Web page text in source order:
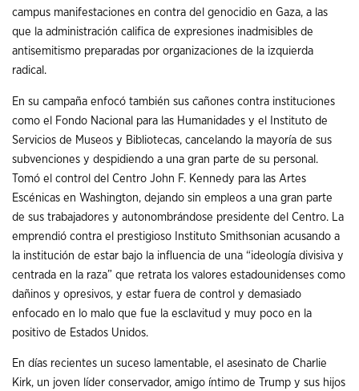
campus manifestaciones en contra del genocidio en Gaza, a las
que la administración califica de expresiones inadmisibles de
antisemitismo preparadas por organizaciones de la izquierda
radical.
En su campaña enfocó también sus cañones contra instituciones
como el Fondo Nacional para las Humanidades y el Instituto de
Servicios de Museos y Bibliotecas, cancelando la mayoría de sus
subvenciones y despidiendo a una gran parte de su personal.
Tomó el control del Centro John F. Kennedy para las Artes
Escénicas en Washington, dejando sin empleos a una gran parte
de sus trabajadores y autonombrándose presidente del Centro. La
emprendió contra el prestigioso Instituto Smithsonian acusando a
la institución de estar bajo la influencia de una “ideología divisiva y
centrada en la raza” que retrata los valores estadounidenses como
dañinos y opresivos, y estar fuera de control y demasiado
enfocado en lo malo que fue la esclavitud y muy poco en la
positivo de Estados Unidos.
En días recientes un suceso lamentable, el asesinato de Charlie
Kirk, un joven líder conservador, amigo íntimo de Trump y sus hijos